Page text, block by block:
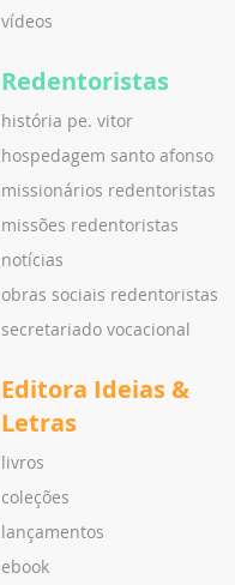
vídeos
Redentoristas
história pe. vitor
hospedagem santo afonso
missionários redentoristas
missões redentoristas
notícias
obras sociais redentoristas
secretariado vocacional
Editora Ideias &
Letras
livros
coleções
lançamentos
ebook